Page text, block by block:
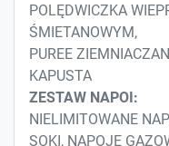
POLĘDWICZKA
ŚMIETANOWYM,
PUREE
KAPUSTA
ZESTAW NAPOI:
NIELIMITOWANE
SOKI, NAPOJE